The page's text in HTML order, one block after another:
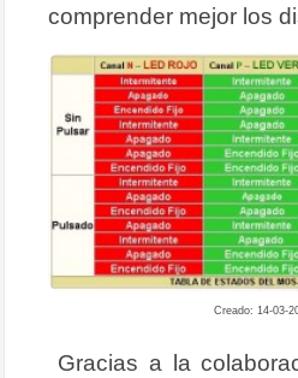
comprender mejor los
Creado: 14-03-
Gracias a la